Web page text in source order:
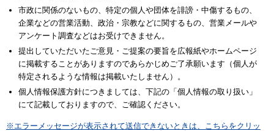
市政に関係のないもの、特定の個人や団体を誹謗・中傷するもの、
企業などの営業活動、政治・宗教などに関するもの、営業メールや
アンケート調査などはお受けできません。
提出していただいたご意見・ご提案の要旨を広報紙やホームページ
に掲載することがありますのであらかじめご了承願います（個人が
特定されるような情報は掲載いたしません）。
個人情報保護方針につきましては、下記の「個人情報の取り扱い」
にて記載しておりますので、ご確認ください。
※エラーメッセージが表示されて送信できないときは、こちらをクリッ